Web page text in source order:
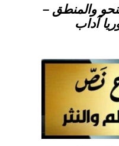
والمنطق –
آداب